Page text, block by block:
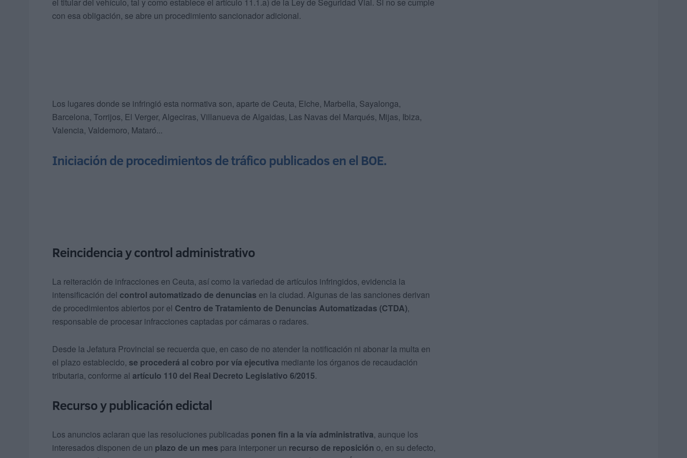
el titular del vehículo, tal y como establece el artículo 11.1.a) de la Ley de Seguridad Vial. Si no se cumple
con esa obligación, se abre un procedimiento sancionador adicional.
Los lugares donde se infringió esta normativa son, aparte de Ceuta, Elche, Marbella, Sayalonga,
Barcelona, Torrijos, El Verger, Algeciras, Villanueva de Algaidas, Las Navas del Marqués, Mijas, Ibiza,
Valencia, Valdemoro, Mataró...
Iniciación de procedimientos de tráfico publicados en el BOE.
Reincidencia y control administrativo
La reiteración de infracciones en Ceuta, así como la variedad de artículos infringidos, evidencia la
intensificación del control automatizado de denuncias en la ciudad. Algunas de las sanciones derivan
de procedimientos abiertos por el Centro de Tratamiento de Denuncias Automatizadas (CTDA),
responsable de procesar infracciones captadas por cámaras o radares.
Desde la Jefatura Provincial se recuerda que, en caso de no atender la notificación ni abonar la multa en
el plazo establecido, se procederá al cobro por vía ejecutiva mediante los órganos de recaudación
tributaria, conforme al artículo 110 del Real Decreto Legislativo 6/2015.
Recurso y publicación edictal
Los anuncios aclaran que las resoluciones publicadas ponen fin a la vía administrativa, aunque los
interesados disponen de un plazo de un mes para interponer un recurso de reposición o, en su defecto,